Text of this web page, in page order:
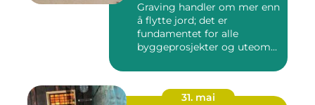
Graving handler om mer enn
å flytte jord; det er
fundamentet for alle
byggeprosjekter og uteom...
31. mai